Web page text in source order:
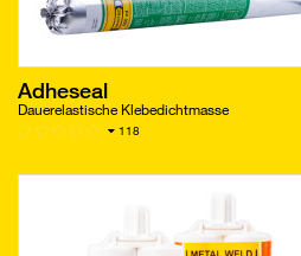
Adheseal
Dauerelastische Klebedichtmasse
118